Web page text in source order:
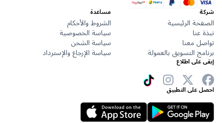
الرئيسية
معنا
التسويق بالعمولة
مساعدة
الشروط والأحكام
سياسة الخصوصية
سياسة الشحن
سياسة الإرجاع والإسترداد
اطلاع
التطبيق